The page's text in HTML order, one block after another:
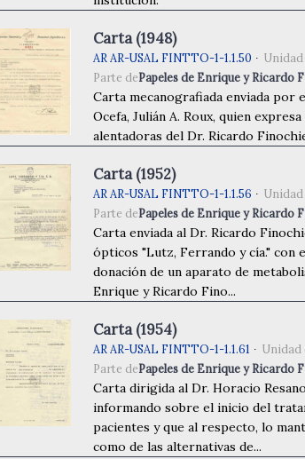
Carta (1948)
AR AR-USAL FINTTO-1-1.1.50 Unidad
Parte dePapeles de Enrique y Ricardo
Carta mecanografiada enviada
Ocefa, Julián A. Roux, quien
alentadoras del Dr. Ricardo
Carta (1952)
AR AR-USAL FINTTO-1-1.1.56 Unidad
Parte dePapeles de Enrique y Ricardo
Carta enviada al Dr. Ricardo
ópticos "Lutz, Ferrando y cía." con
donación de un aparato de
Enrique y Ricardo Fino...
Carta (1954)
AR AR-USAL FINTTO-1-1.1.61 Unidad
Parte dePapeles de Enrique y Ricardo
Carta dirigida al Dr. Horacio
informando sobre el inicio del
pacientes y que al respecto, lo
como de las alternativas de...